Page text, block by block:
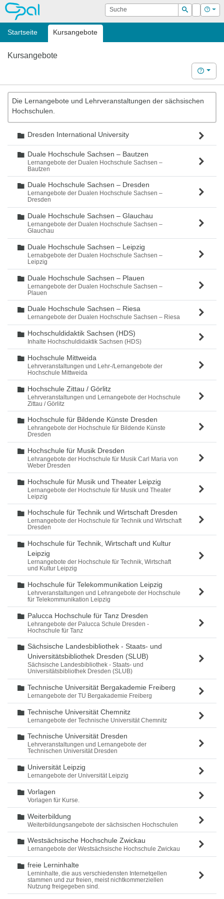
OPAL Suche
Suchen
Login Hilfe
Startseite Kursangebote
Kursangebote
Hilfe
Die Lernangebote und Lehrveranstaltungen der sächsischen
Hochschulen.
Ordner
Dresden International University
Ordner
Duale Hochschule Sachsen – Bautzen
Lernangebote der Dualen Hochschule Sachsen –
Bautzen
Ordner
Duale Hochschule Sachsen – Dresden
Lernangebote der Dualen Hochschule Sachsen –
Dresden
Ordner
Duale Hochschule Sachsen – Glauchau
Lernangebote der Dualen Hochschule Sachsen –
Glauchau
Ordner
Duale Hochschule Sachsen – Leipzig
Lernabgebote der Dualen Hochschule Sachsen –
Leipzig
Ordner
Duale Hochschule Sachsen – Plauen
Lernangebote der Dualen Hochschule Sachsen –
Plauen
Ordner
Duale Hochschule Sachsen – Riesa
Lernangebote der Dualen Hochschule Sachsen – Riesa
Ordner
Hochschuldidaktik Sachsen (HDS)
Inhalte Hochschuldidaktik Sachsen (HDS)
Ordner
Hochschule Mittweida
Lehrveranstaltungen und Lehr-/Lernangebote der
Hochschule Mittweida
Ordner
Hochschule Zittau / Görlitz
Lehrveranstaltungen und Lernangebote der Hochschule
Zittau / Görlitz
Ordner
Hochschule für Bildende Künste Dresden
Lehrangebote der Hochschule für Bildende Künste
Dresden
Ordner
Hochschule für Musik Dresden
Lehrangebote der Hochschule für Musik Carl Maria von
Weber Dresden
Ordner
Hochschule für Musik und Theater Leipzig
Lernangebote der Hochschule für Musik und Theater
Leipzig
Ordner
Hochschule für Technik und Wirtschaft Dresden
Lernangebote der Hochschule für Technik und Wirtschaft
Dresden
Ordner
Hochschule für Technik, Wirtschaft und Kultur
Leipzig
Lernangebote der Hochschule für Technik, Wirtschaft
und Kultur Leipzig
Ordner
Hochschule für Telekommunikation Leipzig
Lehrveranstaltungen und Lehrangebote der Hochschule
für Telekommunikation Leipzig
Ordner
Palucca Hochschule für Tanz Dresden
Lehrangebote der Palucca Schule Dresden -
Hochschule für Tanz
Ordner
Sächsische Landesbibliothek - Staats- und
Universitätsbibliothek Dresden (SLUB)
Sächsische Landesbibliothek - Staats- und
Universitätsbibliothek Dresden (SLUB)
Ordner
Technische Universität Bergakademie Freiberg
Lernangebote der TU Bergakademie Freiberg
Ordner
Technische Universität Chemnitz
Lernangebote der Technische Universität Chemnitz
Ordner
Technische Universität Dresden
Lehrveranstaltungen und Lernangebote der
Technischen Universität Dresden
Ordner
Universität Leipzig
Lernangebote der Universität Leipzig
Ordner
Vorlagen
Vorlagen für Kurse.
Ordner
Weiterbildung
Weiterbildungsangebote der sächsischen Hochschulen
Ordner
Westsächsische Hochschule Zwickau
Lernangebote der Westsächsische Hochschule Zwickau
Ordner
freie Lerninhalte
Lerninhalte, die aus verschiedensten Internetqellen
stammen und zur freien, meist nichtkommerziellen
Nutzung freigegeben sind.